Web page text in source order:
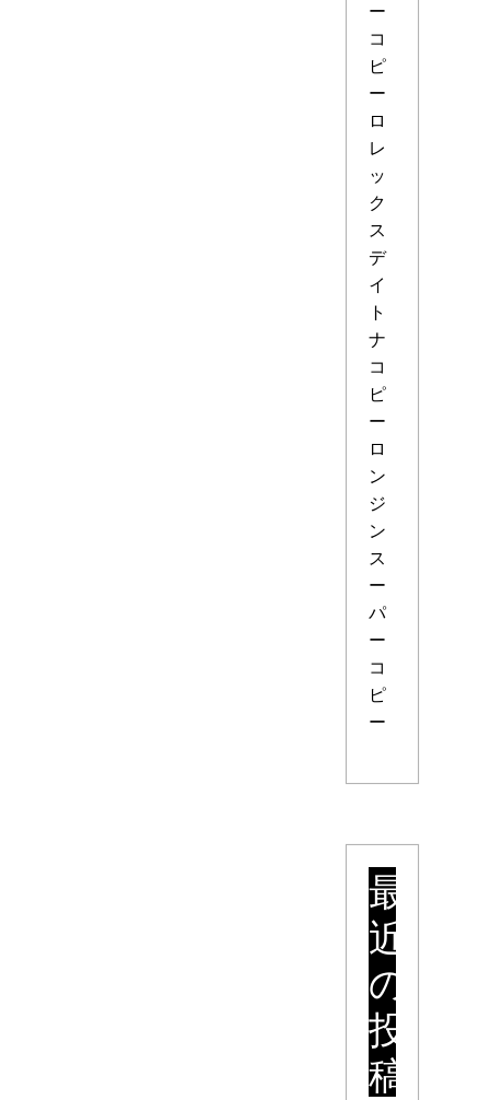
ー
コ
ピ
ー
ロ
レ
ッ
ク
ス
デ
イ
ト
ナ
コ
ピ
ー
ロ
ン
ジ
ン
ス
ー
パ
ー
コ
ピ
ー
最
近
の
投
稿